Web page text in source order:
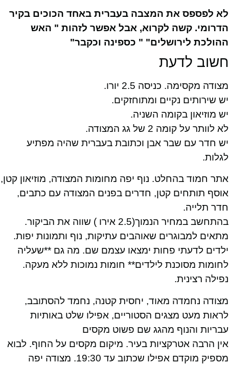
לא לפספס את המצבה בעברית באחד הכוכים בקיר
הדרומי. קשה לקרוא, אבל אפשר לזהות " האש
ההולכת לירושלים" " כספינה וכקבר"
חשוב לדעת
מצודה מקסימה. כניסה 2.5 יורו.
יש שירותים נקיים ומתוחזקים.
יש מוזיאון בקומה השניה.
לא לוותר על קומה 2 של גג המצודה.
יש חדר עם שבר אבן וכתובת בעברית שהיה מפתיע
לגלות.
אתר חמוד בהחלט. נוף יפה מחומות המצודה, מוזיאון קטן,
אוסף תותחים קטן, חדרים בפנים המצודה עם כתבים,
חדר תלייה.
בהתחשב במחיר הנמוך(2.5 אירו ) שווה את הביקור.
מתאים למבוגרים שאוהבים עתיקות, נוף ותמונות יפות.
ילדים לדעתי פחות ימצאו עצמם שם. מה גם **שעליה
לחומות מסוכנת לילדים** חומות נמוכות ללא מעקה.
נפילה רצינית.
מצודה נחמדה מאוד, יחסית קטנה, נחמד להסתובב,
לראות מעט מצגים הסטוריים, אפילו שלט באותיות
עבריות והנוף מהגג שם פשוט מקסים
אין הרבה אטרקציות בעיר. מיקום מקסים על החוף. לבוא
מספיק מוקדם אפילו שכתוב עד 19:30. מצודה יפה